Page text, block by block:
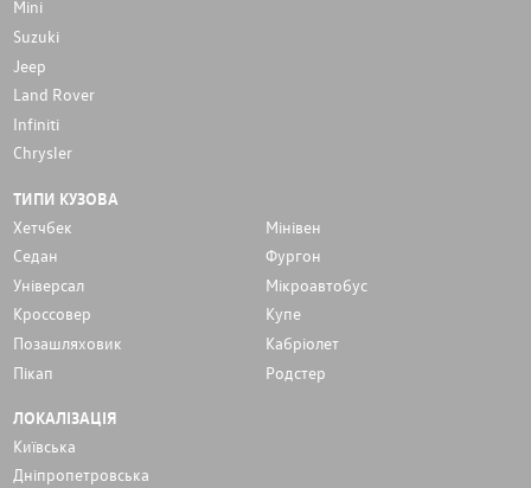
Mini
Suzuki
Jeep
Land Rover
Infiniti
Chrysler
ТИПИ КУЗОВА
Хетчбек
Мінівен
Седан
Фургон
Унiверсал
Мікроавтобус
Кроссовер
Купе
Позашляховик
Кабріолет
Пікап
Родстер
ЛОКАЛІЗАЦІЯ
Київська
Дніпропетровська